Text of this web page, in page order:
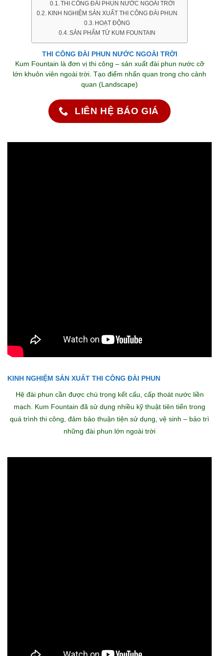
THI CÔNG ĐÀI PHUN NƯỚC NGOÀI TRỜI
KINH NGHIỆM SẢN XUẤT THI CÔNG ĐÀI PHUN
HOẠT ĐỘNG
SẢN PHẨM TỪ KUM FOUNTAIN
THI CÔNG ĐÀI PHUN NƯỚC NGOÀI TRỜI
Kum Fountain là đơn vị thi công – sản xuất đài phun nước cỡ
lớn khuôn viên ngoài trời. Tạo điểm nhấn quan trong cho cảnh
quan (Landscape)
LIÊN HỆ BÁO GIÁ
KINH NGHIỆM SẢN XUẤT THI CÔNG ĐÀI PHUN
Hệ đài phun cần được chú trọng kết cấu, cấp thoát nước liền
mạch. Kum Fountain đã sử dụng nhiều kỹ thuật tiên tiến trong
quá trình thi công, đảm bảo thuận tiện sử dụng, vệ sinh – bảo trì
những đài phun lớn ngoài trời